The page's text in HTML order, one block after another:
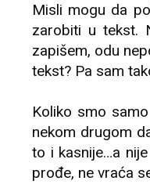
Misli mogu da
zarobiti u tekst.
zapišem, odu
tekst? Pa sam
Koliko smo
nekom drugom
to i kasnije…a
prođe, ne vraća